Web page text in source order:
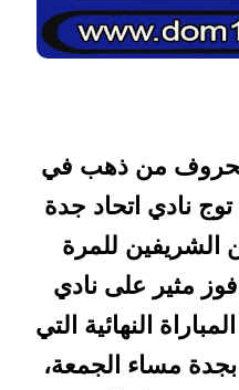
من ذهب في
نادي اتحاد جدة
للمرة
مثير على نادي
3-1، في المباراة النهائية التي
مساء الجمعة،